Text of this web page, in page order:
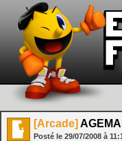
[Arcade]
Posté le 29/07/2008 à